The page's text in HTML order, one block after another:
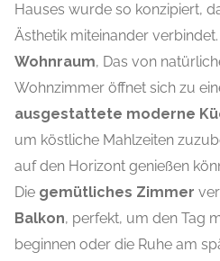
Hauses wurde so konzipiert,
Ästhetik miteinander verbindet.
Wohnraum, Das von
Wohnzimmer öffnet sich zu
ausgestattete moderne
um köstliche Mahlzeiten
auf den Horizont genießen
Die gemütliches Zimmer
Balkon, perfekt, um den Tag
beginnen oder die Ruhe am